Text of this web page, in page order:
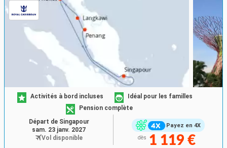
Payez en 4X
Activités à bord incluses
Idéal pour les familles
Pension complète
dès 1 119 €
Départ de Singapour
sam. 23 janv. 2027
Vol disponible